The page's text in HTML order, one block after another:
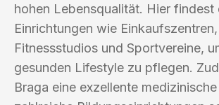
hohen Lebensqualität. Hier findest
Einrichtungen wie Einkaufszentren,
Fitnessstudios und Sportvereine,
gesunden Lifestyle zu pflegen.
Braga eine exzellente